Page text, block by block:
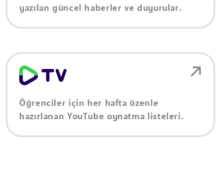
yazılan güncel haberler ve duyurular.
Öğrenciler için her hafta özenle
hazırlanan YouTube oynatma listeleri.